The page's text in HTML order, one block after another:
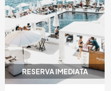
RESERVA IMEDIATA